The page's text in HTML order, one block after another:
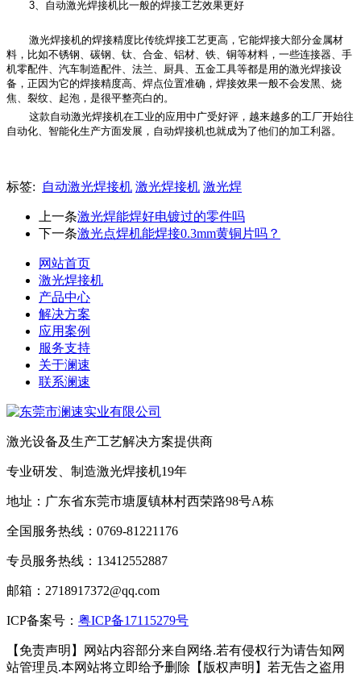
3、自动激光焊接机比一般的焊接工艺效果更好
激光焊接机的焊接精度比传统焊接工艺更高，它能焊接大部分金属材
料，比如不锈钢、碳钢、钛、合金、铝材、铁、铜等材料，一些连接器、手
机零配件、汽车制造配件、法兰、厨具、五金工具等都是用的激光焊接设
备，正因为它的焊接精度高、焊点位置准确，焊接效果一般不会发黑、烧
焦、裂纹、起泡，是很平整亮白的。
这款自动激光焊接机在工业的应用中广受好评，越来越多的工厂开始往
自动化、智能化生产方面发展，自动焊接机也就成为了他们的加工利器。
标签: 自动激光焊接机 激光焊接机 激光焊
上一条激光焊能焊好电镀过的零件吗
下一条激光点焊机能焊接0.3mm黄铜片吗？
网站首页
激光焊接机
产品中心
解决方案
应用案例
服务支持
关于澜速
联系澜速
激光设备及生产工艺解决方案提供商
专业研发、制造激光焊接机19年
地址：广东省东莞市塘厦镇林村西荣路98号A栋
全国服务热线：0769-81221176
专员服务热线：13412552887
邮箱：2718917372@qq.com
ICP备案号： 粤ICP备17115279号
【免责声明】网站内容部分来自网络.若有侵权行为请告知网
站管理员.本网站将立即给予删除【版权声明】若无告之盗用